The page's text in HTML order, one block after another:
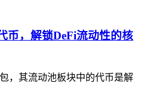
币，解锁DeFi流动性的核
，其流动池板块中的代币是解